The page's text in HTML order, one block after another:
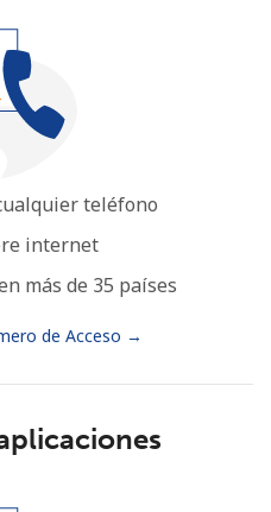
teléfono
internet
más de 35 países
de Acceso →